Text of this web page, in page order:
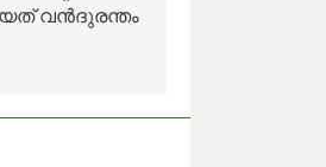
വന്‍ദുരന്തം